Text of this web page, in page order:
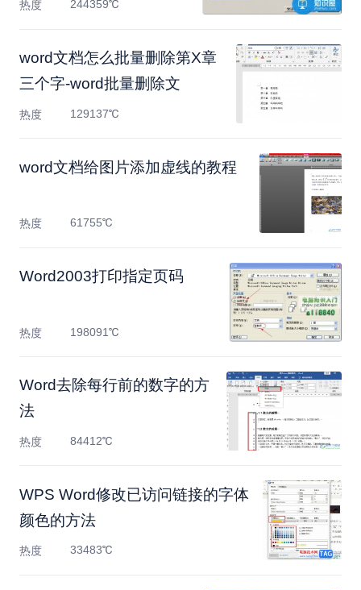
热度 244359℃
word文档怎么批量删除第X章
三个字-word批量删除文
热度 129137℃
word文档给图片添加虚线的教程
热度 61755℃
Word2003打印指定页码
热度 198091℃
Word去除每行前的数字的方
法
热度 84412℃
WPS Word修改已访问链接的字体
颜色的方法
热度 33483℃